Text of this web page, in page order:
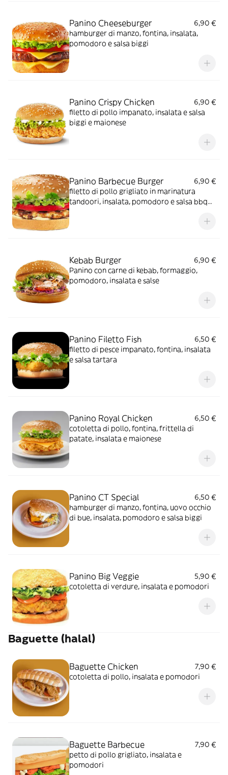
Panino Cheeseburger
6,90 €
hamburger di manzo, fontina, insalata,
pomodoro e salsa biggi
Panino Crispy Chicken
6,90 €
filetto di pollo impanato, insalata e salsa
biggi e maionese
Panino Barbecue Burger
6,90 €
filetto di pollo grigliato in marinatura
tandoori, insalata, pomodoro e salsa bbq
Kebab Burger
6,90 €
Panino con carne di kebab, formaggio,
pomodoro, insalata e salse
Panino Filetto Fish
6,50 €
filetto di pesce impanato, fontina, insalata
e salsa tartara
Panino Royal Chicken
6,50 €
cotoletta di pollo, fontina, frittella di
patate, insalata e maionese
Panino CT Special
6,50 €
hamburger di manzo, fontina, uovo occhio
di bue, insalata, pomodoro e salsa biggi
Panino Big Veggie
5,90 €
cotoletta di verdure, insalata e pomodori
Baguette (halal)
Baguette Chicken
7,90 €
cotoletta di pollo, insalata e pomodori
Baguette Barbecue
7,90 €
petto di pollo grigliato, insalata e
pomodori